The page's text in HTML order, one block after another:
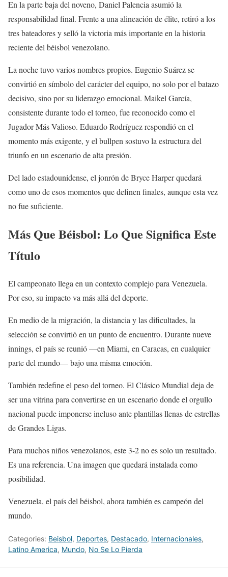
En la parte baja del noveno, Daniel Palencia asumió la
responsabilidad final. Frente a una alineación de élite, retiró a los
tres bateadores y selló la victoria más importante en la historia
reciente del béisbol venezolano.
La noche tuvo varios nombres propios. Eugenio Suárez se
convirtió en símbolo del carácter del equipo, no solo por el batazo
decisivo, sino por su liderazgo emocional. Maikel García,
consistente durante todo el torneo, fue reconocido como el
Jugador Más Valioso. Eduardo Rodríguez respondió en el
momento más exigente, y el bullpen sostuvo la estructura del
triunfo en un escenario de alta presión.
Del lado estadounidense, el jonrón de Bryce Harper quedará
como uno de esos momentos que definen finales, aunque esta vez
no fue suficiente.
Más Que Béisbol: Lo Que Significa Este
Título
El campeonato llega en un contexto complejo para Venezuela.
Por eso, su impacto va más allá del deporte.
En medio de la migración, la distancia y las dificultades, la
selección se convirtió en un punto de encuentro. Durante nueve
innings, el país se reunió —en Miami, en Caracas, en cualquier
parte del mundo— bajo una misma emoción.
También redefine el peso del torneo. El Clásico Mundial deja de
ser una vitrina para convertirse en un escenario donde el orgullo
nacional puede imponerse incluso ante plantillas llenas de estrellas
de Grandes Ligas.
Para muchos niños venezolanos, este 3-2 no es solo un resultado.
Es una referencia. Una imagen que quedará instalada como
posibilidad.
Venezuela, el país del béisbol, ahora también es campeón del
mundo.
Categories: Beisbol, Deportes, Destacado, Internacionales,
Latino America, Mundo, No Se Lo Pierda